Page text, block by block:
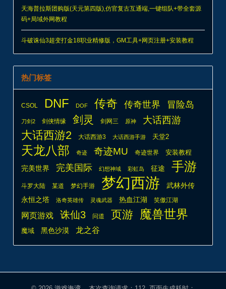
天海普拉斯团购版(天元第四版),仿官复古互通端,一键组队+带全套源
码+局域外网教程
斗破诛仙3超变打金18职业精修版，GM工具+网页注册+安装教程
热门标签
CSOL DNF DOF 传奇 传奇世界 冒险岛
刀剑2 剑侠情缘 剑灵 剑网三 原神 大话西游
大话西游2 大话西游3 大话西游手游 天堂2
天龙八部 奇迹 奇迹MU 奇迹世界 安装教程
完美世界 完美国际 幻想神域 彩虹岛 征途 手游
斗罗大陆 某道 梦幻手游 梦幻西游
武林外传
永恒之塔
洛奇英雄传 灵魂武器 热血江湖 笑傲江湖
网页游戏 诛仙3 问道 页游 魔兽世界
魔域 黑色沙漠 龙之谷